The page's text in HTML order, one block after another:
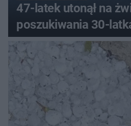
47-latek utonął na
poszukiwania 30-